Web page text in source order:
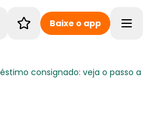
Baixe o app
consignado: veja o passo a